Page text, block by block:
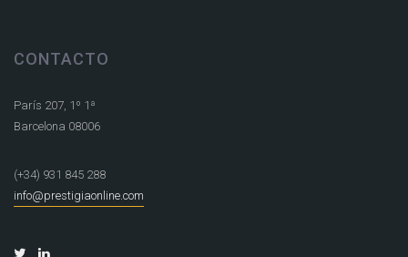
CONTACTO
París 207, 1º 1ª
Barcelona 08006
(+34) 931 845 288
info@prestigiaonline.com